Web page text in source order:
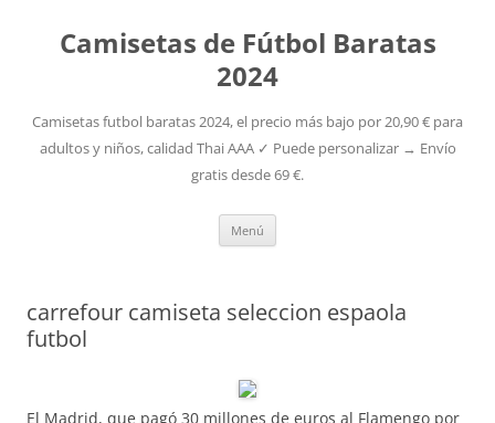
Camisetas de Fútbol Baratas
2024
Camisetas futbol baratas 2024, el precio más bajo por 20,90 € para
adultos y niños, calidad Thai AAA ✓ Puede personalizar → Envío
gratis desde 69 €.
Menú
carrefour camiseta seleccion espaola
futbol
El Madrid, que pagó 30 millones de euros al Flamengo por